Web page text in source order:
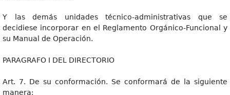
Y las demás unidades técnico-administrativas que se
decidiese incorporar en el Reglamento Orgánico-Funcional y
su Manual de Operación.
PARAGRAFO I DEL DIRECTORIO
Art. 7. De su conformación. Se conformará de la siguiente
manera: